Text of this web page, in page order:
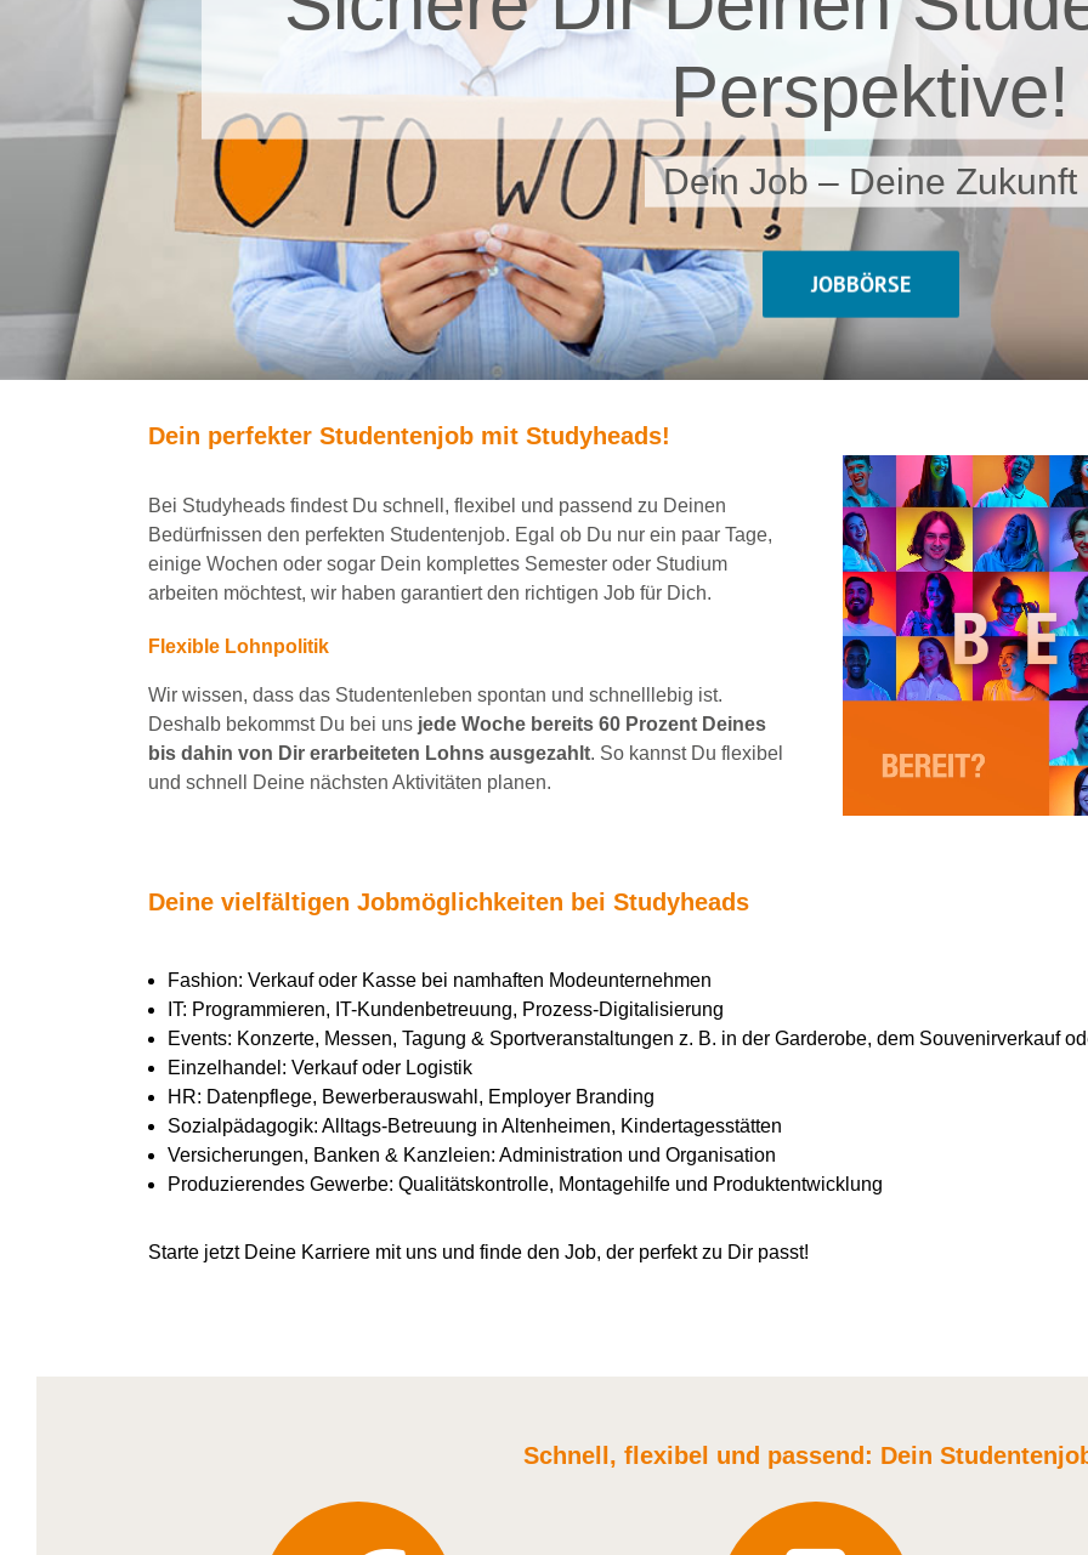
Perspektive!
Dein Job – Deine Zukunft
JOBBÖRSE
Dein perfekter Studentenjob mit Studyheads!
Bei Studyheads findest Du schnell, flexibel und passend zu Deinen
Bedürfnissen den perfekten Studentenjob. Egal ob Du nur ein paar Tage,
einige Wochen oder sogar Dein komplettes Semester oder Studium
arbeiten möchtest, wir haben garantiertden richtigen Job für Dich.
Flexible Lohnpolitik
Wir wissen, dass das Studentenleben spontan und schnelllebig ist.
Deshalb bekommst Du bei uns jede Woche bereits 60 Prozent Deines
bis dahin von Dir erarbeiteten Lohns ausgezahlt. So kannst Du flexibel
und schnell Deine nächsten Aktivitäten planen.
Deine vielfältigen Jobmöglichkeiten bei Studyheads
Fashion: Verkauf oder Kasse bei namhaften Modeunternehmen
IT: Programmieren, IT-Kundenbetreuung, Prozess-Digitalisierung
Events: Konzerte, Messen, Tagung & Sportveranstaltungen z. B. in der Garderobe, dem Souvenirverkauf
Einzelhandel: Verkauf oder Logistik
HR: Datenpflege, Bewerberauswahl, Employer Branding
Sozialpädagogik: Alltags-Betreuung in Altenheimen, Kindertagesstätten
Versicherungen, Banken & Kanzleien: Administration und Organisation
Produzierendes Gewerbe: Qualitätskontrolle, Montagehilfe und Produktentwicklung
Starte jetzt Deine Karrieremit uns und finde den Job, der perfekt zu Dir passt!
Schnell, flexibel und passend: Dein Student